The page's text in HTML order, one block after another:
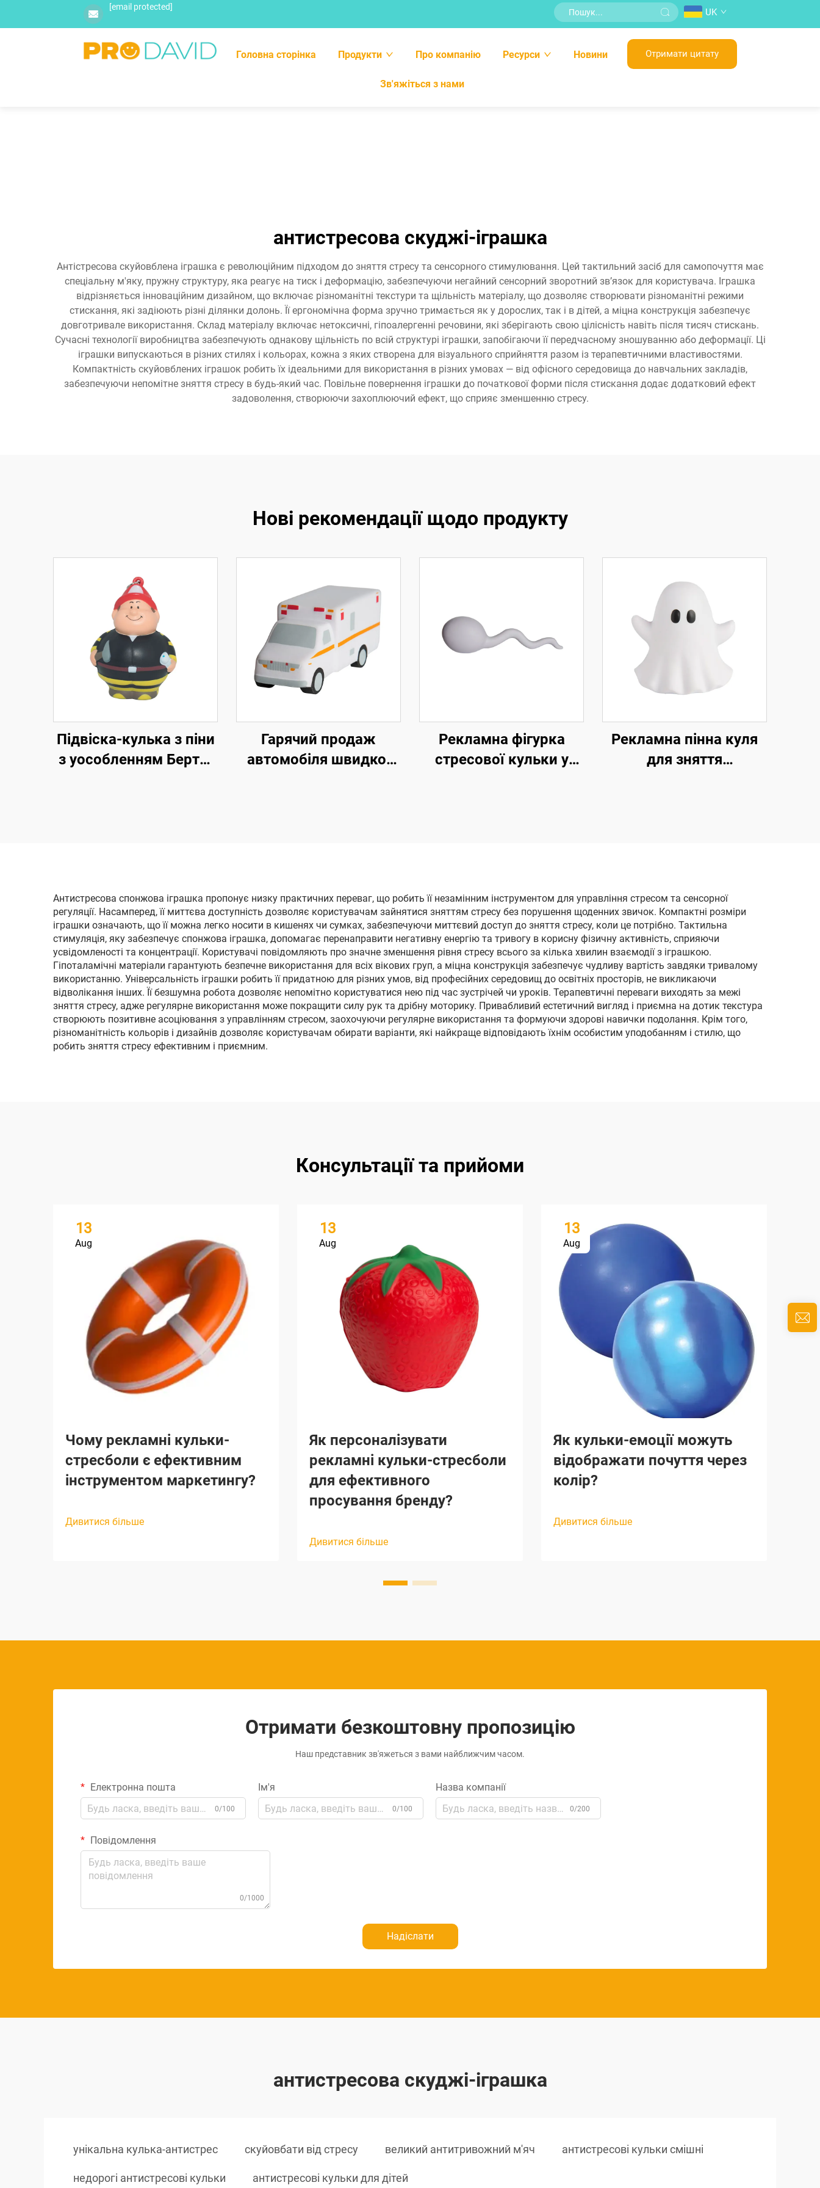
[email protected] UK
Головна сторінка Продукти Про компанію Ресурси Новини
Зв'яжіться з нами
Отримати цитату
антистресова скуджі-іграшка
Антістресова скуйовблена іграшка є революційним підходом до зняття стресу та сенсорного стимулювання. Цей тактильний засіб для самопочуття має
спеціальну м'яку, пружну структуру, яка реагує на тиск і деформацію, забезпечуючи негайний сенсорний зворотний зв’язок для користувача. Іграшка
відрізняється інноваційним дизайном, що включає різноманітні текстури та щільність матеріалу, що дозволяє створювати різноманітні режими
стискання, які задіюють різні ділянки долонь. Її ергономічна форма зручно тримається як у дорослих, так і в дітей, а міцна конструкція забезпечує
довготривале використання. Склад матеріалу включає нетоксичні, гіпоалергенні речовини, які зберігають свою цілісність навіть після тисяч стискань.
Сучасні технології виробництва забезпечують однакову щільність по всій структурі іграшки, запобігаючи її передчасному зношуванню або деформації. Ці
іграшки випускаються в різних стилях і кольорах, кожна з яких створена для візуального сприйняття разом із терапевтичними властивостями.
Компактність скуйовблених іграшок робить їх ідеальними для використання в різних умовах — від офісного середовища до навчальних закладів,
забезпечуючи непомітне зняття стресу в будь-який час. Повільне повернення іграшки до початкової форми після стискання додає додатковий ефект
задоволення, створюючи захоплюючий ефект, що сприяє зменшенню стресу.
Нові рекомендації щодо продукту
Підвіска-кулька з піни
з уособленням Берта-
Гарячий продаж
автомобіля швидкої
Рекламна фігурка
стресової кульки у
Рекламна пінна куля
для зняття
Антистресова спонжова іграшка пропонує низку практичних переваг, що робить її незамінним інструментом для управління стресом та сенсорної
регуляції. Насамперед, її миттєва доступність дозволяє користувачам зайнятися зняттям стресу без порушення щоденних звичок. Компактні розміри
іграшки означають, що її можна легко носити в кишенях чи сумках, забезпечуючи миттєвий доступ до зняття стресу, коли це потрібно. Тактильна
стимуляція, яку забезпечує спонжова іграшка, допомагає перенаправити негативну енергію та тривогу в корисну фізичну активність, сприяючи
усвідомленості та концентрації. Користувачі повідомляють про значне зменшення рівня стресу всього за кілька хвилин взаємодії з іграшкою.
Гіпоталамічні матеріали гарантують безпечне використання для всіх вікових груп, а міцна конструкція забезпечує чудливу вартість завдяки тривалому
використанню. Універсальність іграшки робить її придатною для різних умов, від професійних середовищ до освітніх просторів, не викликаючи
відволікання інших. Її безшумна робота дозволяє непомітно користуватися нею під час зустрічей чи уроків. Терапевтичні переваги виходять за межі
зняття стресу, адже регулярне використання може покращити силу рук та дрібну моторику. Привабливий естетичний вигляд і приємна на дотик текстура
створюють позитивне асоціювання з управлінням стресом, заохочуючи регулярне використання та формуючи здорові навички подолання. Крім того,
різноманітність кольорів і дизайнів дозволяє користувачам обирати варіанти, які найкраще відповідають їхнім особистим уподобанням і стилю, що
робить зняття стресу ефективним і приємним.
Консультації та прийоми
13
Aug
Чому рекламні кульки-
стресболи є ефективним
інструментом маркетингу?
Дивитися більше
13
Aug
Як персоналізувати
рекламні кульки-стресболи
для ефективного
просування бренду?
Дивитися більше
13
Aug
Як кульки-емоції можуть
відображати почуття через
колір?
Дивитися більше
Отримати безкоштовну пропозицію
Наш представник зв'яжеться з вами найближчим часом.
Електронна пошта
0/100
Ім'я
0/100
Назва компанії
0/200
Повідомлення
0/1000
Надіслати
антистресова скуджі-іграшка
унікальна кулька-антистрес скуйовбати від стресу великий антитривожний м'яч антистресові кульки смішні
недорогі антистресові кульки антистресові кульки для дітей